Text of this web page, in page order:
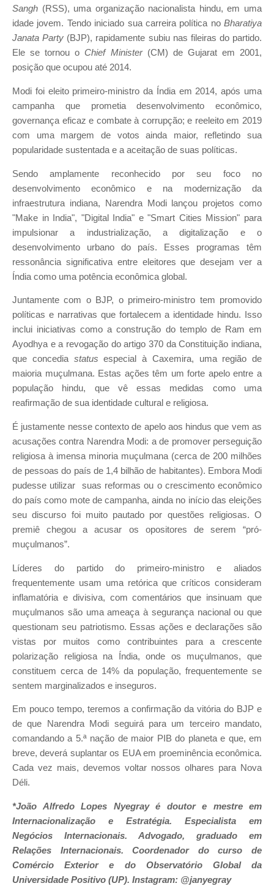
Sangh (RSS), uma organização nacionalista hindu, em uma
idade jovem. Tendo iniciado sua carreira política no Bharatiya
Janata Party (BJP), rapidamente subiu nas fileiras do partido.
Ele se tornou o Chief Minister(CM) de Gujarat em 2001,
posição que ocupou até 2014.
Modi foi eleito primeiro-ministro da Índia em 2014, após uma
campanha que prometia desenvolvimento econômico,
governança eficaz e combate à corrupção; e reeleito em 2019
com uma margem de votos ainda maior, refletindo sua
popularidade sustentada e a aceitação de suas políticas.
Sendo amplamente reconhecido por seu foco no
desenvolvimento econômico e na modernização da
infraestrutura indiana, Narendra Modi lançou projetos como
"Make in India", "Digital India" e "Smart Cities Mission" para
impulsionar a industrialização, a digitalização e o
desenvolvimento urbano do país. Esses programas têm
ressonância significativa entre eleitores que desejam ver a
Índia como uma potência econômica global.
Juntamente com o BJP, o primeiro-ministro tem promovido
políticas e narrativas que fortalecem a identidade hindu. Isso
inclui iniciativas como a construção do templo de Ram em
Ayodhya e a revogação do artigo 370 da Constituição indiana,
que concedia statusespecial à Caxemira, uma região de
maioria muçulmana. Estas ações têm um forte apelo entre a
população hindu, que vê essas medidas como uma
reafirmação de sua identidade cultural e religiosa.
É justamente nesse contexto de apelo aos hindus que vem as
acusações contra Narendra Modi: a de promover perseguição
religiosa à imensa minoria muçulmana (cerca de 200 milhões
de pessoas do país de 1,4 bilhão de habitantes). Embora Modi
pudesse utilizar suas reformas ou o crescimento econômico
do país como mote de campanha, ainda no início das eleições
seu discurso foi muito pautado por questões religiosas. O
premiê chegou a acusar os opositores de serem “pró-
muçulmanos”.
Líderes do partido do primeiro-ministro e aliados
frequentemente usam uma retórica que críticos consideram
inflamatória e divisiva, com comentários que insinuam que
muçulmanos são uma ameaça à segurança nacional ou que
questionam seu patriotismo. Essas ações e declarações são
vistas por muitos como contribuintes para a crescente
polarização religiosa na Índia, onde os muçulmanos, que
constituem cerca de 14% da população, frequentemente se
sentem marginalizados e inseguros.
Em pouco tempo, teremos a confirmação da vitória do BJP e
de que Narendra Modi seguirá para um terceiro mandato,
comandando a 5.ª nação de maior PIB do planeta e que, em
breve, deverá suplantar os EUA em proeminência econômica.
Cada vez mais, devemos voltar nossos olhares para Nova
Déli.
*João Alfredo Lopes Nyegray é doutor e mestre em
Internacionalização e Estratégia. Especialista em
Negócios Internacionais. Advogado, graduado em
Relações Internacionais. Coordenador do curso de
Comércio Exterior e do Observatório Global da
Universidade Positivo (UP). Instagram: @janyegray